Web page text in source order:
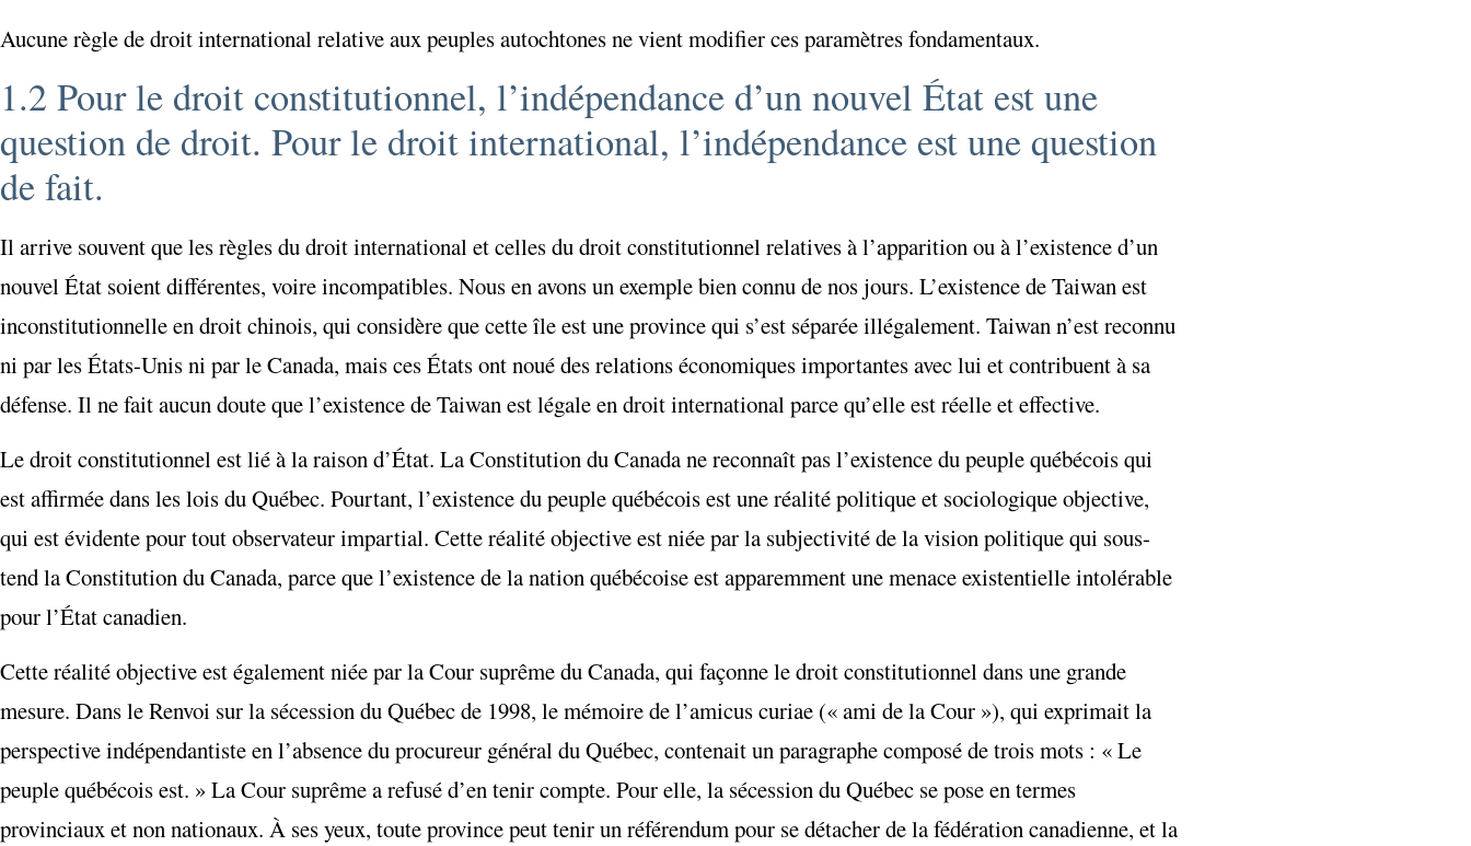
Aucune règle de droit international relative aux peuples autochtones ne vient modifier ces paramètres fondamentaux.
1.2 Pour le droit constitutionnel, l’indépendance d’un nouvel État est une
question de droit. Pour le droit international, l’indépendance est une question
de fait.
Il arrive souvent que les règles du droit international et celles du droit constitutionnel relatives à l’apparition ou à l’existence d’un
nouvel État soient différentes, voire incompatibles. Nous en avons un exemple bien connu de nos jours. L’existence de Taiwan est
inconstitutionnelle en droit chinois, qui considère que cette île est une province qui s’est séparée illégalement. Taiwan n’est reconnu
ni par les États-Unis ni par le Canada, mais ces États ont noué des relations économiques importantes avec lui et contribuent à sa
défense. Il ne fait aucun doute que l’existence de Taiwan est légale en droit international parce qu’elle est réelle et effective.
Le droit constitutionnel est lié à la raison d’État. La Constitution du Canada ne reconnaît pas l’existence du peuple québécois qui
est affirmée dans les lois du Québec. Pourtant, l’existence du peuple québécois est une réalité politique et sociologique objective,
qui est évidente pour tout observateur impartial. Cette réalité objective est niée par la subjectivité de la vision politique qui sous-
tend la Constitution du Canada, parce que l’existence de la nation québécoise est apparemment une menace existentielle intolérable
pour l’État canadien.
Cette réalité objective est également niée par la Cour suprême du Canada, qui façonne le droit constitutionnel dans une grande
mesure. Dans le Renvoi sur la sécession du Québec de 1998, le mémoire de l’amicus curiae (« ami de la Cour »), qui exprimait la
perspective indépendantiste en l’absence du procureur général du Québec, contenait un paragraphe composé de trois mots : « Le
peuple québécois est. » La Cour suprême a refusé d’en tenir compte. Pour elle, la sécession du Québec se pose en termes
provinciaux et non nationaux. À ses yeux, toute province peut tenir un référendum pour se détacher de la fédération canadienne, et la